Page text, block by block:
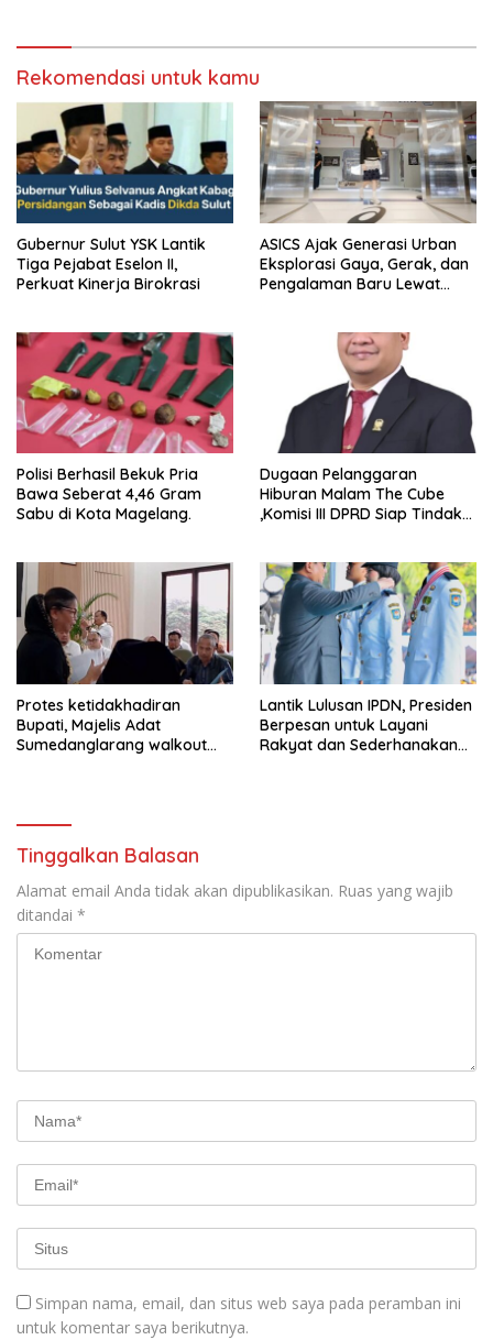
Rekomendasi untuk kamu
Gubernur Sulut YSK Lantik
Tiga Pejabat Eselon II,
Perkuat Kinerja Birokrasi
ASICS Ajak Generasi Urban
Eksplorasi Gaya, Gerak, dan
Pengalaman Baru Lewat
Polisi Berhasil Bekuk Pria
Bawa Seberat 4,46 Gram
Sabu di Kota Magelang.
Dugaan Pelanggaran
Hiburan Malam The Cube
,Komisi III DPRD Siap Tindak
Protes ketidakhadiran
Bupati, Majelis Adat
Sumedanglarang walkout
Lantik Lulusan IPDN, Presiden
Berpesan untuk Layani
Rakyat dan Sederhanakan
Tinggalkan Balasan
Alamat email Anda tidak akan dipublikasikan. Ruas yang wajib
ditandai *
Simpan nama, email, dan situs web saya pada peramban ini
untuk komentar saya berikutnya.